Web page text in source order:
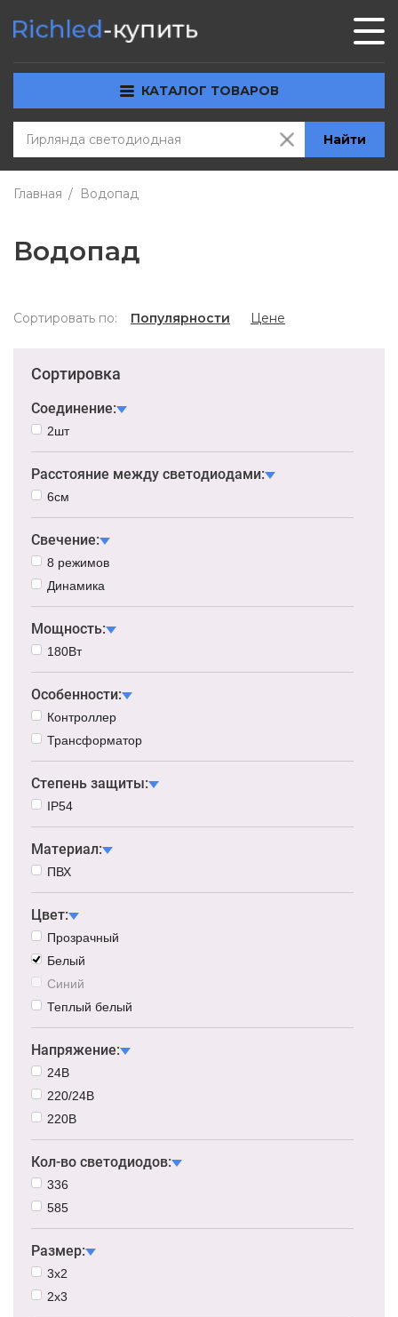
КАТАЛОГ ТОВАРОВ
Найти
Главная Водопад
Водопад
Сортировать по: Популярности Цене
Сортировка
Соединение:
2шт
Расстояние между светодиодами:
6см
Свечение:
8 режимов
Динамика
Мощность:
180Вт
Особенности:
Контроллер
Трансформатор
Степень защиты:
IP54
Материал:
ПВХ
Цвет:
Прозрачный
Белый
Синий
Теплый белый
Напряжение:
24В
220/24В
220В
Кол-во светодиодов:
336
585
Размер:
3х2
2х3